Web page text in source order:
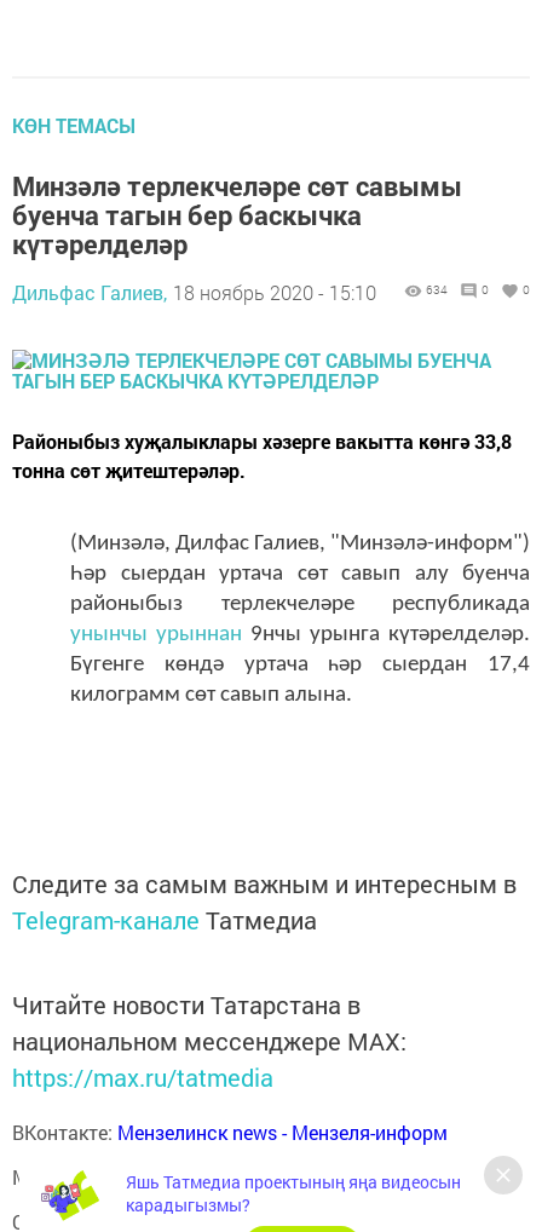
КӨН ТЕМАСЫ
Минзәлә терлекчеләре сөт савымы
буенча тагын бер баскычка
күтәрелделәр
Дильфас Галиев, 18 ноябрь 2020 - 15:10 634 0 0
Районыбыз хуҗалыклары хәзерге вакытта көнгә 33,8
тонна сөт җитештерәләр.
(Минзәлә, Дилфас Галиев, "Минзәлә-информ")
Һәр сыердан уртача сөт савып алу буенча
районыбыз терлекчеләре республикада
унынчы урыннан 9нчы урынга күтәрелделәр.
Бүгенге көндә уртача һәр сыердан 17,4
килограмм сөт савып алына.
Следите за самым важным и интересным в
Telegram-канале Татмедиа
Читайте новости Татарстана в
национальном мессенджере MАХ:
https://max.ru/tatmedia
ВКонтакте: Мензелинск news - Мензеля-информ
MAX:Новости Мензелинска - Мензеля онлайн
Одноклассники:ok.ru/menzelinsk
Яшь Татмедиа проектының яңа видеосын
карадыгызмы?